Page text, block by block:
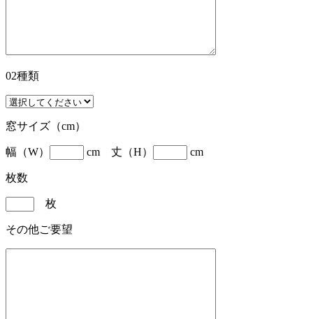
02種類
窓サイズ（cm）
幅（W） cm 丈（H） cm
枚数
枚
その他ご要望